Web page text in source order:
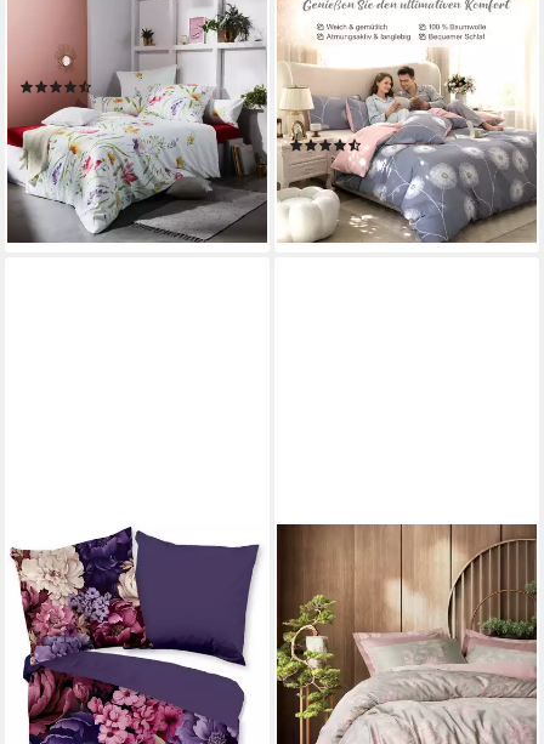
Bettwäsche Bettwäsche,
Mako-Satin, Satin Blumen
(18)
ab 43,99 € 68,99 €
-36%
lieferbar - in 2-3 Werktagen bei dir
KEAYOO
Bettwäsche XDD, Baumwolle,
2 teilig, 100% Baumwolle Grau
Rosa Wendebettwäsche mit
Reißverschluss
(119)
ab 29,99 € UVP 65,99 €
-55%
lieferbar - in 3-4 Werktagen bei dir